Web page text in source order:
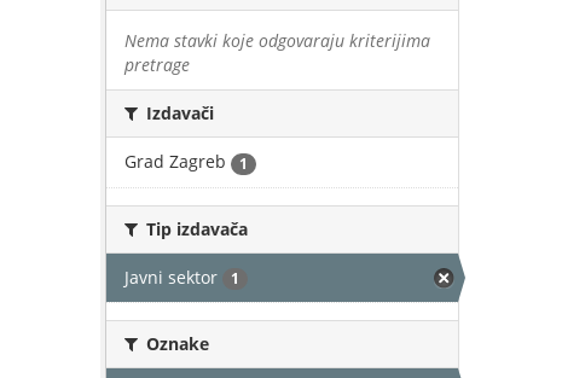
Nema stavki koje odgovaraju kriterijima
pretrage
Izdavači
Grad Zagreb 1
Tip izdavača
Javni sektor 1
Oznake